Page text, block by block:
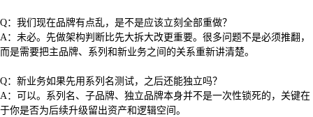
Q：我们现在品牌有点乱，是不是应该立刻全部重做？
A：未必。先做架构判断比先大拆大改更重要。很多问题不是必须推翻，
而是需要把主品牌、系列和新业务之间的关系重新讲清楚。
Q：新业务如果先用系列名测试，之后还能独立吗？
A：可以。系列名、子品牌、独立品牌本身并不是一次性锁死的，关键在
于你是否为后续升级留出资产和逻辑空间。